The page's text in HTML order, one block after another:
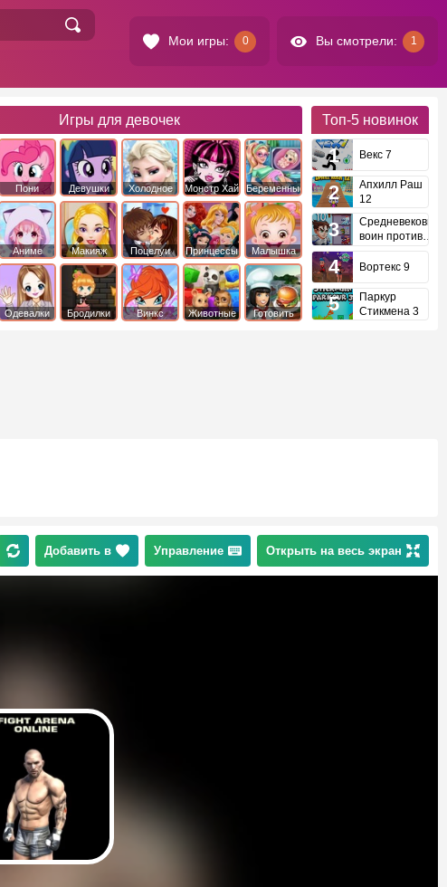
Мои игры: 0 Вы смотрели: 1
Игры для девочек
Пони
Дружба это
Девушки
Эквестрии
Холодное
Сердце
Монстр Хай Беременные
Аниме Макияж Поцелуи
Принцессы
Диснея
Малышка
Хейзел
Одевалки Бродилки Винкс Животные
Готовить
Топ-5 новинок
Векс 7
Апхилл Раш
12
Средневековый
воин против
Вортекс 9
Паркур
Стикмена 3
Добавить в Управление Открыть на весь экран